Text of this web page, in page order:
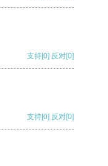
支持[0] 反对[0]
支持[0] 反对[0]